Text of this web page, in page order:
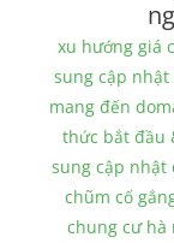
xu hướng giá
sung cập
mang đến
thức bắt đầu
sung cập nhật
chũm cố
chung cư hà